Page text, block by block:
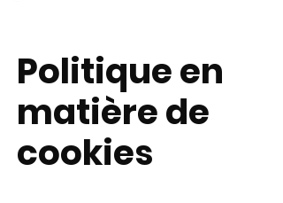
Politique en
matière de
cookies